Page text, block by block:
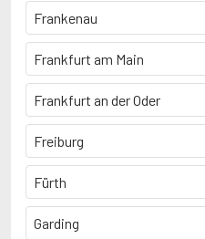
Frankenau
Frankfurt am Main
Frankfurt an der Oder
Freiburg
Fürth
Garding